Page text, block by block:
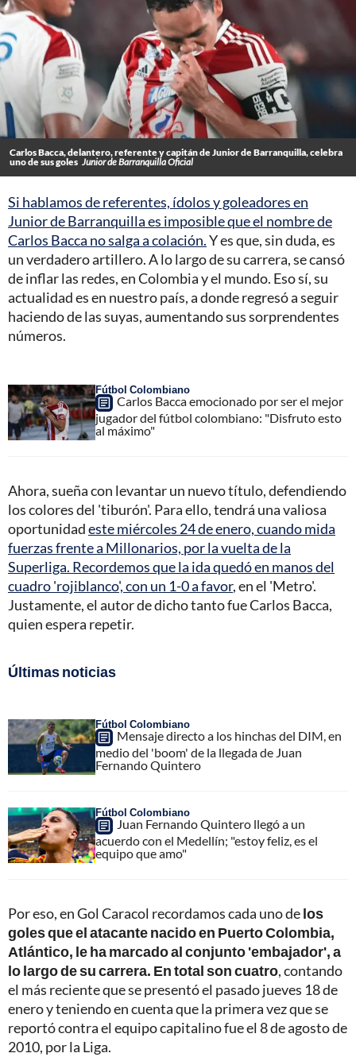
Carlos Bacca, delantero, referente y capitán de Junior de Barranquilla, celebra
uno de sus goles Junior de Barranquilla Oficial
Si hablamos de referentes, ídolos y goleadores en
Junior de Barranquilla es imposible que el nombre de
Carlos Bacca no salga a colación.Y es que, sin duda, es
un verdadero artillero. A lo largo de su carrera, se cansó
de inflar las redes, en Colombia y el mundo. Eso sí, su
actualidad es en nuestro país, a donde regresó a seguir
haciendo de las suyas, aumentando sus sorprendentes
números.
Fútbol Colombiano
Carlos Bacca emocionado por ser el mejor
jugador del fútbol colombiano: "Disfruto esto
al máximo"
Ahora, sueña con levantar un nuevo título, defendiendo
los colores del 'tiburón'. Para ello, tendrá una valiosa
oportunidadeste miércoles 24 de enero, cuando mida
fuerzas frente a Millonarios, por la vuelta de la
Superliga. Recordemos que la ida quedó en manos del
cuadro 'rojiblanco', con un 1-0 a favor, en el 'Metro'.
Justamente, el autor de dicho tanto fue Carlos Bacca,
quien espera repetir.
Últimas noticias
Fútbol Colombiano
Mensaje directo a los hinchas del DIM, en
medio del 'boom' de la llegada de Juan
Fernando Quintero
Fútbol Colombiano
Juan Fernando Quintero llegó a un
acuerdo con el Medellín; "estoy feliz, es el
equipo que amo"
Por eso, en Gol Caracol recordamos cada uno delos
goles que el atacante nacido en Puerto Colombia,
Atlántico, le ha marcado al conjunto 'embajador', a
lo largo de su carrera. En total son cuatro, contando
el más reciente que se presentó el pasado jueves 18 de
enero y teniendo en cuenta que la primera vez que se
reportó contra el equipo capitalino fue el 8 de agosto de
2010, por la Liga.